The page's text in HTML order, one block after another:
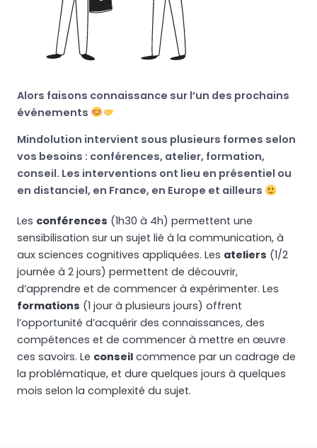
Alors faisons connaissance sur l’un des prochains
événements
Mindolution intervient sous plusieurs formes selon
vos besoins : conférences, atelier, formation,
conseil. Les interventions ont lieu en présentiel ou
en distanciel, en France, en Europe et ailleurs
Les conférences (1h30 à 4h) permettent une
sensibilisation sur un sujet lié à la communication, à
aux sciences cognitives appliquées. Les ateliers (1/2
journée à 2 jours) permettent de découvrir,
d’apprendre et de commencer à expérimenter. Les
formations (1 jour à plusieurs jours) offrent
l’opportunité d’acquérir des connaissances, des
compétences et de commencer à mettre en œuvre
ces savoirs. Le conseil commence par un cadrage de
la problématique, et dure quelques jours à quelques
mois selon la complexité du sujet.